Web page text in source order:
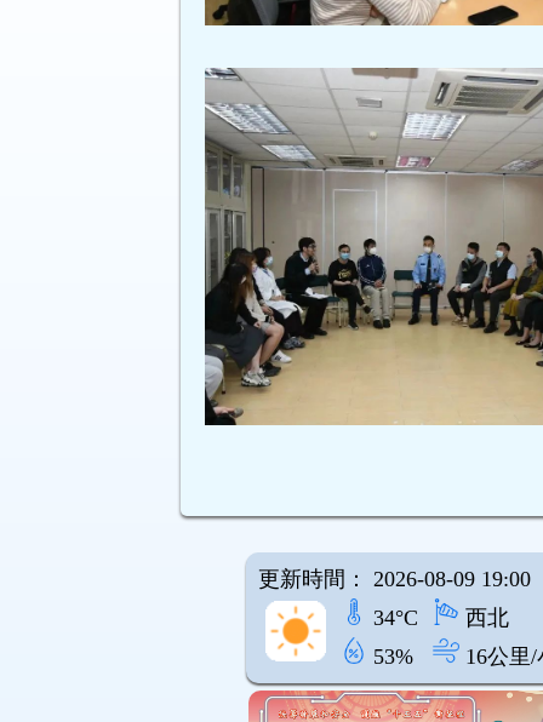
更新時間： 2026-08-09 19:00
34°C
西北
53%
16公里/